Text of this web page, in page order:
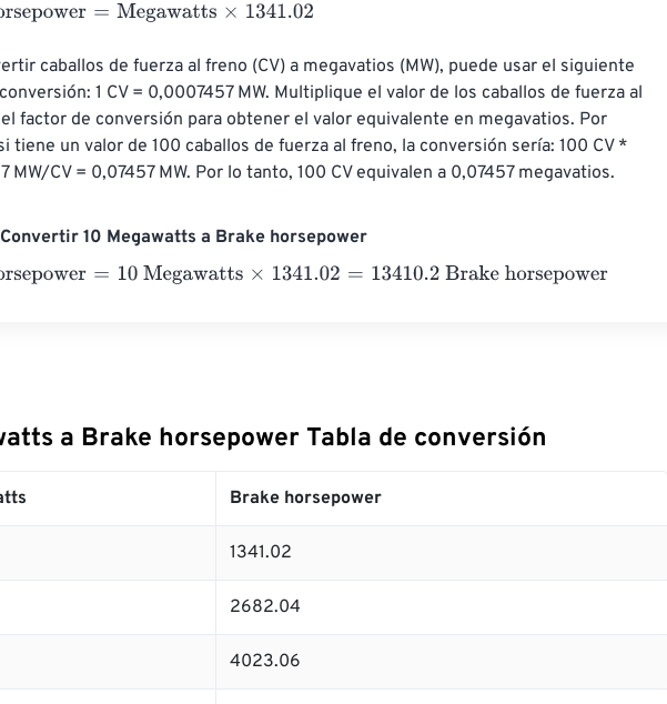
=Megawatts×1341.02
caballos de fuerza al freno (CV) a megavatios (MW), puede usar el siguiente
1 CV = 0,0007457 MW. Multiplique el valor de los caballos de fuerza al
factor de conversión para obtener el valor equivalente en megavatios. Por
tiene un valor de 100 caballos de fuerza al freno, la conversión sería: 100 CV *
MW/CV = 0,07457 MW. Por lo tanto, 100 CV equivalen a 0,07457 megavatios.
10 Megawatts a Brake horsepower
=10 Megawatts×1341.02 =13410.2 Brake horsepower
a Brake horsepower Tabla de conversión
Brake horsepower
1341.02
2682.04
4023.06